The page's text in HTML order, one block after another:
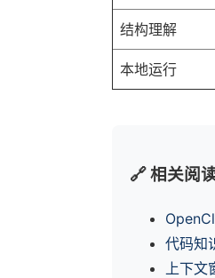
结构理解
本地运行
🔗 相关阅
代码知
上下